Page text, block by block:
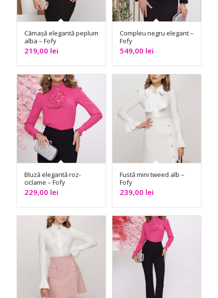
Cămașă elegantă peplum
alba – Fofy
219,00 lei
Compleu negru elegant –
Fofy
549,00 lei
Bluză elegantă roz-
ciclame – Fofy
229,00 lei
Fustă mini tweed alb –
Fofy
239,00 lei